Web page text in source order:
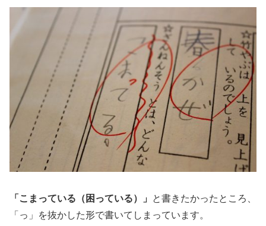
「こまっている（困っている）」
と書きたかったところ、
「っ」を抜かした形で書いてしまっています。